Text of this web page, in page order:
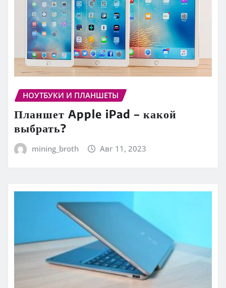
НОУТБУКИ И ПЛАНШЕТЫ
Планшет Apple iPad – какой
выбрать?
mining_broth Авг 11, 2023